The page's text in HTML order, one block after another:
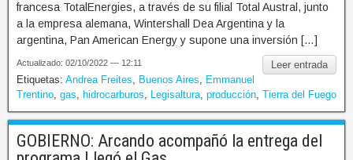
francesa TotalEnergies, a través de su filial Total Austral, junto
a la empresa alemana, Wintershall Dea Argentina y la
argentina, Pan American Energy y supone una inversión […]
Leer entrada
Actualizado: 02/10/2022 — 12:11
Etiquetas: Andrea Freites Buenos Aires
Emmanuel
Trentino gas hidrocarburos Legisaltura producción Tierra del Fuego
GOBIERNO: Arcando acompañó la entrega del